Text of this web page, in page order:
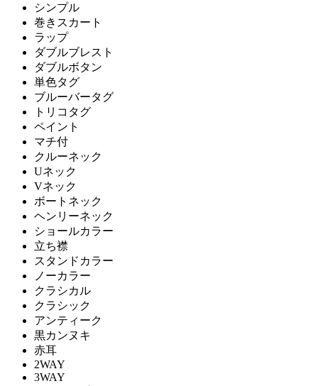
シンプル
巻きスカート
ラップ
ダブルブレスト
ダブルボタン
単色タグ
ブルーバータグ
トリコタグ
ペイント
マチ付
クルーネック
Uネック
Vネック
ボートネック
ヘンリーネック
ショールカラー
立ち襟
スタンドカラー
ノーカラー
クラシカル
クラシック
アンティーク
黒カンヌキ
赤耳
2WAY
3WAY